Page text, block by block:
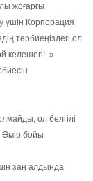
жоғарғы
үшін Корпорация
тәрбиеңіздегі ол
ол белгілі
Өмір бойы
заң алдында